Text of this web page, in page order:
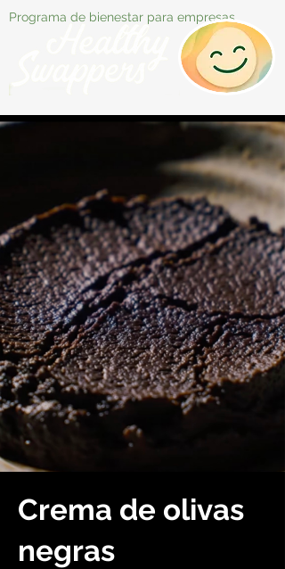
Programa de bienestar para empresas
Crema de olivas
negras